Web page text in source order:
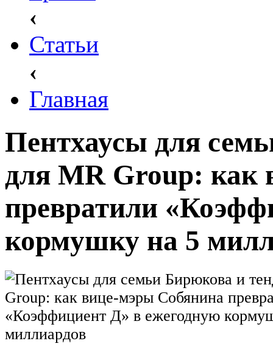
‹
Статьи
‹
Главная
Пентхаусы для
для MR Group: как
превратили
кормушку на 5